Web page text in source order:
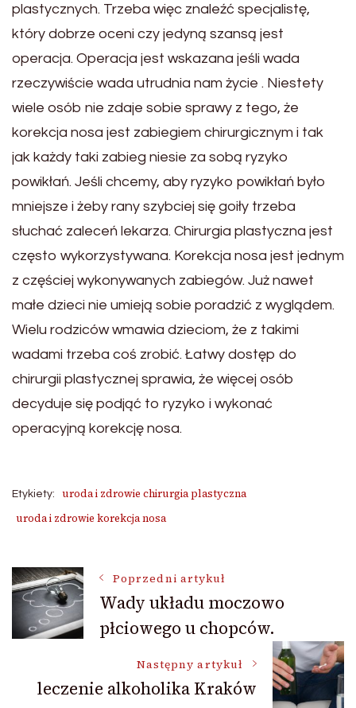
plastycznych. Trzeba więc znaleźć specjalistę,
który dobrze oceni czy jedyną szansą jest
operacja. Operacja jest wskazana jeśli wada
rzeczywiście wada utrudnia nam życie . Niestety
wiele osób nie zdaje sobie sprawy z tego, że
korekcja nosa jest zabiegiem chirurgicznym i tak
jak każdy taki zabieg niesie za sobą ryzyko
powikłań. Jeśli chcemy, aby ryzyko powikłań było
mniejsze i żeby rany szybciej się goiły trzeba
słuchać zaleceń lekarza. Chirurgia plastyczna jest
często wykorzystywana. Korekcja nosa jest jednym
z częściej wykonywanych zabiegów. Już nawet
małe dzieci nie umieją sobie poradzić z wyglądem.
Wielu rodziców wmawia dzieciom, że z takimi
wadami trzeba coś zrobić. Łatwy dostęp do
chirurgii plastycznej sprawia, że więcej osób
decyduje się podjąć to ryzyko i wykonać
operacyjną korekcję nosa.
Etykiety:
uroda i zdrowie chirurgia plastyczna
uroda i zdrowie korekcja nosa
Nawigacja
wpisu
Poprzedni artykuł
Wady układu moczowo
płciowego u chopców.
Następny artykuł
leczenie alkoholika Kraków